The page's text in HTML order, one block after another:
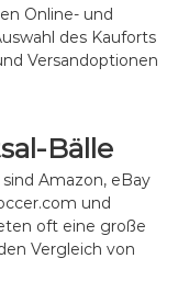
Online- und
des Kauforts
Versandoptionen
Bälle
Amazon, eBay
und
oft eine große
Vergleich von